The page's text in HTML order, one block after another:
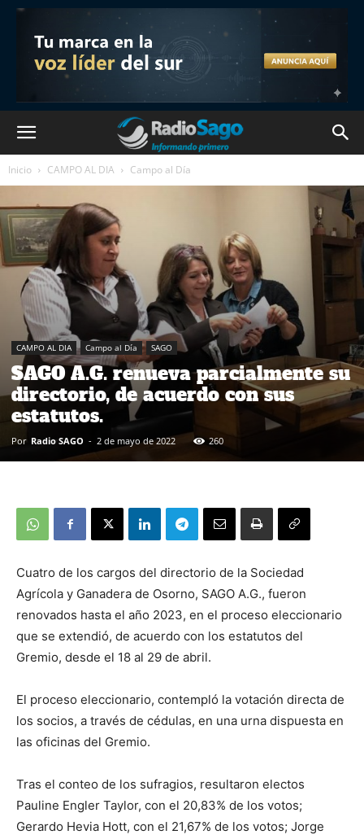
Inicio CAMPO AL DIA Campo al Día
CAMPO AL DIA Campo al Día SAGO
SAGO A.G. renueva parcialmente su
directorio, de acuerdo con sus
estatutos.
Por Radio SAGO - 2 de mayo de 2022 260
Cuatro de los cargos del directorio de la Sociedad
Agrícola y Ganadera de Osorno, SAGO A.G., fueron
renovados hasta el año 2023, en el proceso eleccionario
que se extendió, de acuerdo con los estatutos del
Gremio, desde el 18 al 29 de abril.
El proceso eleccionario, contempló la votación directa de
los socios, a través de cédulas, en una urna dispuesta en
las oficinas del Gremio.
Tras el conteo de los sufragios, resultaron electos
Pauline Engler Taylor, con el 20,83% de los votos;
Gerardo Hevia Hott, con el 21,67% de los votos; Jorge